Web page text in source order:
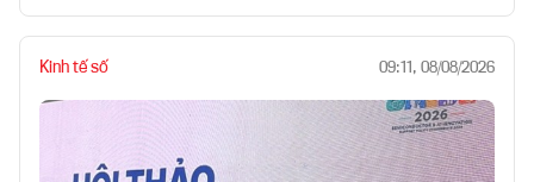
Kinh tế số 09:11, 08/08/2026